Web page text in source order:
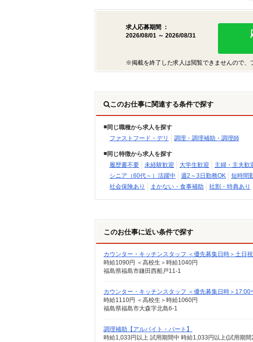
求人応募期間 ：
2026/08/01 ～ 2026/08/31
※掲載を終了した求人は閲覧できませんので、
このお仕事に関連する条件で探す
同じ職種から求人を探す
ファストフード・デリ
調理・調理補助・調理師
同じ特徴から求人を探す
履歴書不要
未経験歓迎 大学生歓迎 主婦・主夫歓
シニア（60代～）活躍中
週2～3日勤務OK 短時間
社会保険あり
まかない・食事補助 社割・特典あり
このお仕事に近い条件で探す
カウンター・キッチンスタッフ ＜優先募集日時＞土
時給1090円 ＜高校生＞時給1040円
福島県福島市鎌田西船戸11-1
カウンター・キッチンスタッフ ＜優先募集日時＞17:00
時給1110円 ＜高校生＞時給1060円
福島県福島市大森字北島6-1
調理補助【アルバイト・パート】
時給1,033円以上 試用期間中 時給1,033円以上(試用期